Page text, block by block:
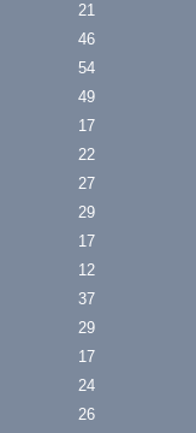
21
46
54
49
17
22
27
29
17
12
37
29
17
24
26